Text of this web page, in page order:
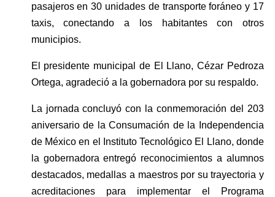
pasajeros en 30 unidades de transporte foráneo y 17
taxis, conectando a los habitantes con otros
municipios.
El presidente municipal de El Llano, Cézar Pedroza
Ortega, agradeció a la gobernadora por su respaldo.
La jornada concluyó con la conmemoración del 203
aniversario de la Consumación de la Independencia
de México en el Instituto Tecnológico El Llano, donde
la gobernadora entregó reconocimientos a alumnos
destacados, medallas a maestros por su trayectoria y
acreditaciones para implementar el Programa